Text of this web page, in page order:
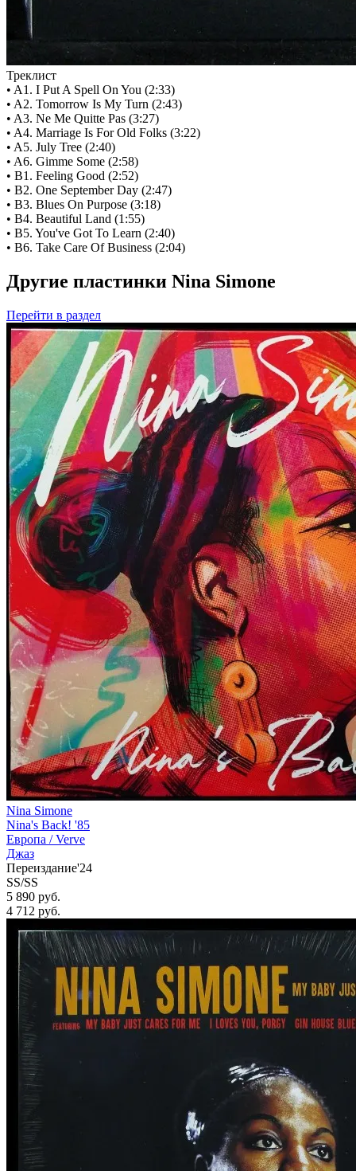
Треклист
• A1. I Put A Spell On You (2:33)
• A2. Tomorrow Is My Turn (2:43)
• A3. Ne Me Quitte Pas (3:27)
• A4. Marriage Is For Old Folks (3:22)
• A5. July Tree (2:40)
• A6. Gimme Some (2:58)
• B1. Feeling Good (2:52)
• B2. One September Day (2:47)
• B3. Blues On Purpose (3:18)
• B4. Beautiful Land (1:55)
• B5. You've Got To Learn (2:40)
• B6. Take Care Of Business (2:04)
Другие пластинки Nina Simone
Перейти в раздел
Nina Simone
Nina's Back! '85
Европа /Verve
Джаз
Переиздание'24
SS/SS
5 890 руб.
4 712 руб.